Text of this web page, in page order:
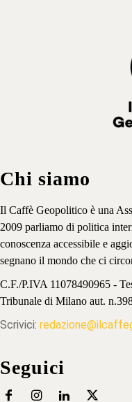
Chi siamo
Il Caffè Geopolitico è una
2009 parliamo di politica
conoscenza accessibile e
segnano il mondo che ci
C.F./P.IVA 11078490965 -
Tribunale di Milano aut.
Scrivici:
Seguici